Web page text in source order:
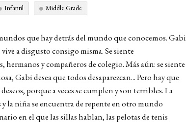
Infantil Middle Grade
que hay detrás del mundo que conocemos. Gabi
a disgusto consigo misma. Se siente
hermanos y compañeros de colegio. Más aún: se siente
Gabi desea que todos desaparezcan... Pero hay que
porque a veces se cumplen y son terribles. La
y la niña se encuentra de repente en otro mundo
en el que las sillas hablan, las pelotas de tenis